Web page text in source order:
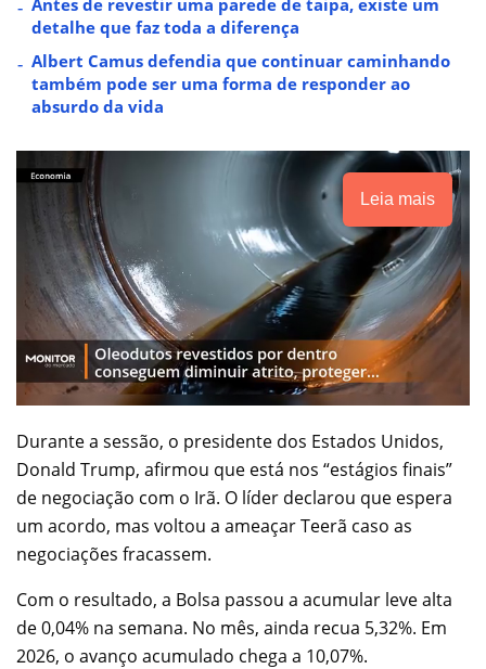
detalhe que faz toda a diferença
Albert Camus defendia que continuar caminhando
também pode ser uma forma de responder ao
absurdo da vida
Leia mais
Durante a sessão, o presidente dos Estados Unidos,
Donald Trump, afirmou que está nos “estágios finais”
de negociação com o Irã. O líder declarou que espera
um acordo, mas voltou a ameaçar Teerã caso as
negociações fracassem.
Com o resultado, a Bolsa passou a acumular leve alta
de 0,04% na semana. No mês, ainda recua 5,32%. Em
2026, o avanço acumulado chega a 10,07%.